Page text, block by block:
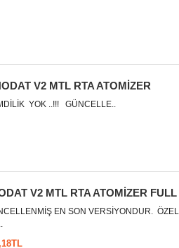
V2 MTL RTA ATOMİZER
YOK ..!!! GÜNCELLE..
V2 MTL RTA ATOMİZER FULL
EN SON VERSİYONDUR.